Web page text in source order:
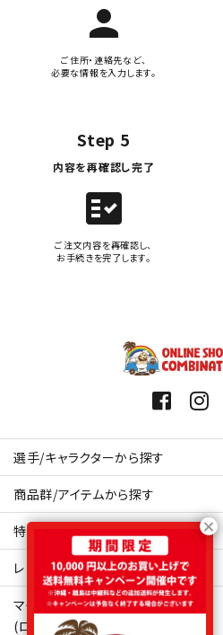
person
ご住所・連絡先など、
必要な情報を入力します。
Step 5
内容を再確認し完了
fact_check
ご注文内容を再確認し、
お手続きを完了します。
選手/キャラクターから探す
商品群/アイテムから探す
特集ページを見てみる
レビュー・口コミ 一覧ページ
マイアカウント
(ログイン/新規会員登録)